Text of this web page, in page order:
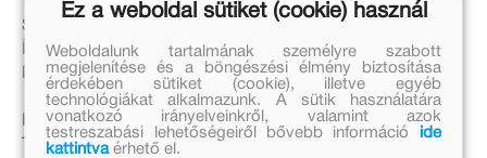
Szereplők: Sodró Eliza és Martinkovics Máté
Írta: Bíró Bence
Rendező: Keresztes Tamás
Bemutató: június 9, 19 óra
További előadások: június 10, július 9
Ez a weboldal sütiket (cookie) használ
Weboldalunk tartalmának személyre szabott
megjelenítése és a böngészési élmény biztosítása
érdekében sütiket (cookie), illetve egyéb
technológiákat alkalmazunk. A sütik használatára
vonatkozó irányelveinkről, valamint azok
testreszabási lehetőségeiről bővebb információ
ide
kattintvaérhető el.